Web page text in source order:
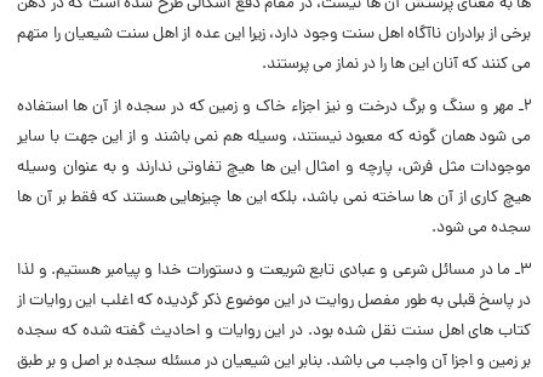
برخی از برادران ناآگاه اهل سنت وجود دارد، زیرا این عده از اهل سنت شیعیان را متهم
می کنند که آنان این ها را در نماز می پرستند.
2ـ مهر و سنگ و برگ درخت و نیز اجزاء خاک و زمین که در سجده از آن ها استفاده
می شود همان گونه که معبود نیستند، وسیله هم نمی باشند و از این جهت با سایر
موجودات مثل فرش، پارچه و امثال این ها هیچ تفاوتی ندارند و به عنوان وسیله
هیچ کاری از آن ها ساخته نمی باشد، بلکه این ها چیزهایی هستند که فقط بر آن ها
سجده می شود.
3ـ ما در مسائل شرعی و عبادی تابع شریعت و دستورات خدا و پیامبر هستیم. و لذا
در پاسخ قبلی به طور مفصل روایت در این موضوع ذکر گردیده که اغلب این روایات از
کتاب های اهل سنت نقل شده بود. در این روایات و احادیث گفته شده که سجده
بر زمین و اجزا آن واجب می باشد. بنابر این شیعیان در مسئله سجده بر اصل و بر طبق